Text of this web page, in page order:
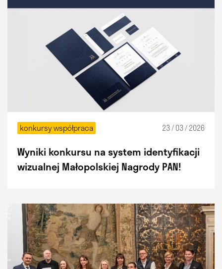
konkursy współpraca 23 / 03 / 2026
Wyniki konkursu na system identyfikacji
wizualnej Małopolskiej Nagrody PAN!